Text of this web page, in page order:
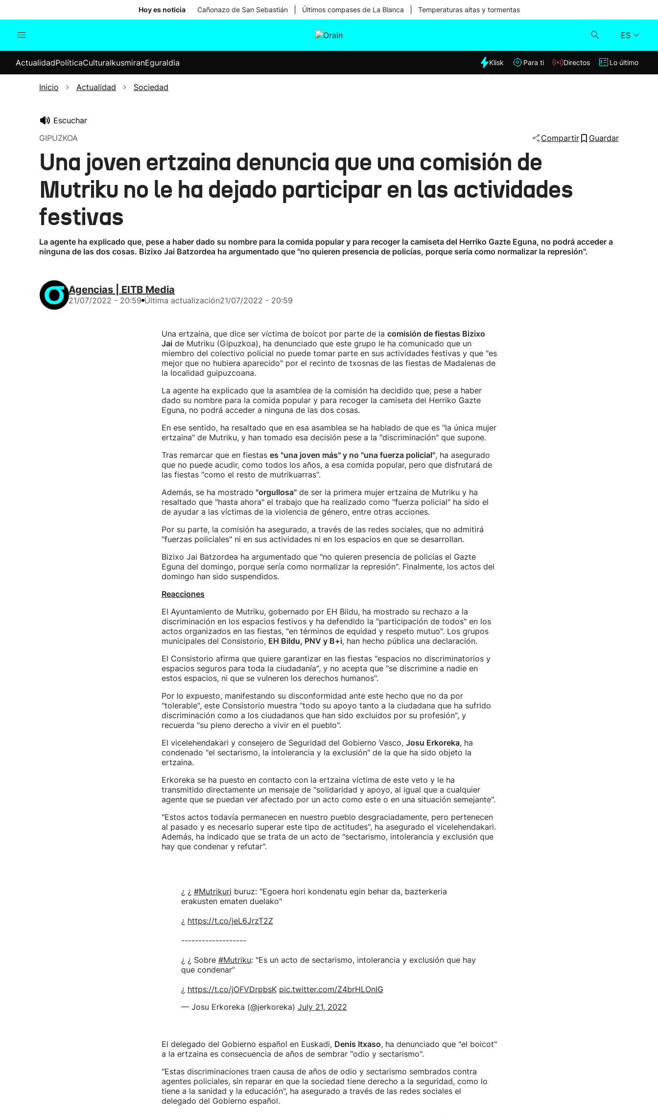
Hoy es noticia Cañonazo de San Sebastián Últimos compases de La Blanca Temperaturas altas y tormentas
ES
Internacional
Elecciones
Klisk
ActualidadPolíticaCulturaIkusmiranEguraldia Klisk Para ti Directos Lo último
Inicio Actualidad Sociedad
Escuchar
GIPUZKOA
Compartir Guardar
Una joven ertzaina denuncia que una comisión de
Mutriku no le ha dejado participar en las actividades
festivas
La agente ha explicado que, pese a haber dado su nombre para la comida popular y para recoger la camiseta del Herriko Gazte Eguna, no podrá acceder a
ninguna de las dos cosas. Bizixo Jai Batzordea ha argumentado que "no quieren presencia de policías, porque sería como normalizar la represión".
Agencias | EITB Media
21/07/2022 - 20:59 Última actualización21/07/2022 - 20:59
Una ertzaina, que dice ser víctima de boicot por parte de la comisión de fiestas Bizixo
Jaide Mutriku (Gipuzkoa), ha denunciado que este grupo le ha comunicado que un
miembro del colectivo policial no puede tomar parte en sus actividades festivas y que "es
mejor que no hubiera aparecido" por el recinto de txosnas de las fiestas de Madalenas de
la localidad guipuzcoana.
La agente ha explicado que la asamblea de la comisión ha decidido que, pese a haber
dado su nombre para la comida popular y para recoger la camiseta del Herriko Gazte
Eguna, no podrá acceder a ninguna de las dos cosas.
En ese sentido, ha resaltado que en esa asamblea se ha hablado de que es "la única mujer
ertzaina" de Mutriku, y han tomado esa decisión pese a la "discriminación" que supone.
Tras remarcar que en fiestas es "una joven más" y no "una fuerza policial", ha asegurado
que no puede acudir, como todos los años, a esa comida popular, pero que disfrutará de
las fiestas "como el resto de mutrikuarras".
Además, se ha mostrado "orgullosa"de ser la primera mujer ertzaina de Mutriku y ha
resaltado que "hasta ahora" el trabajo que ha realizado como "fuerza policial" ha sido el
de ayudar a las víctimas de la violencia de género, entre otras acciones.
Por su parte, la comisión ha asegurado, a través de las redes sociales, que no admitirá
"fuerzas policiales" ni en sus actividades ni en los espacios en que se desarrollan.
Bizixo Jai Batzordea ha argumentado que "no quieren presencia de policías el Gazte
Eguna del domingo, porque sería como normalizar la represión". Finalmente, los actos del
domingo han sido suspendidos.
Reacciones
El Ayuntamiento de Mutriku, gobernado por EH Bildu, ha mostrado su rechazo a la
discriminación en los espacios festivos y ha defendido la "participación de todos" en los
actos organizados en las fiestas, "en términos de equidad y respeto mutuo". Los grupos
municipales del Consistorio, EH Bildu, PNV y B+i, han hecho pública una declaración.
El Consistorio afirma que quiere garantizar en las fiestas "espacios no discriminatorios y
espacios seguros para toda la ciudadanía", y no acepta que "se discrimine a nadie en
estos espacios, ni que se vulneren los derechos humanos".
Por lo expuesto, manifestando su disconformidad ante este hecho que no da por
"tolerable", este Consistorio muestra "todo su apoyo tanto a la ciudadana que ha sufrido
discriminación como a los ciudadanos que han sido excluidos por su profesión", y
recuerda "su pleno derecho a vivir en el pueblo".
El vicelehendakari y consejero de Seguridad del Gobierno Vasco, Josu Erkoreka, ha
condenado "el sectarismo, la intolerancia y la exclusión" de la que ha sido objeto la
ertzaina.
Erkoreka se ha puesto en contacto con la ertzaina víctima de este veto y le ha
transmitido directamente un mensaje de "solidaridad y apoyo, al igual que a cualquier
agente que se puedan ver afectado por un acto como este o en una situación semejante".
"Estos actos todavía permanecen en nuestro pueblo desgraciadamente, pero pertenecen
al pasado y es necesario superar este tipo de actitudes", ha asegurado el vicelehendakari.
Además, ha indicado que se trata de un acto de "sectarismo, intolerancia y exclusión que
hay que condenar y refutar".
¿ ¿ #Mutrikuri buruz: "Egoera hori kondenatu egin behar da, bazterkeria
erakusten ematen duelako"
¿ https://t.co/jeL6JrzT2Z
-------------------
¿ ¿ Sobre #Mutriku: "Es un acto de sectarismo, intolerancia y exclusión que hay
que condenar”
¿ https://t.co/jOFVDrpbsK pic.twitter.com/Z4brHLOnIG
— Josu Erkoreka (@jerkoreka) July 21, 2022
El delegado del Gobierno español en Euskadi, Denis Itxaso, ha denunciado que "el boicot"
a la ertzaina es consecuencia de años de sembrar "odio y sectarismo".
"Estas discriminaciones traen causa de años de odio y sectarismo sembrados contra
agentes policiales, sin reparar en que la sociedad tiene derecho a la seguridad, como lo
tiene a la sanidad y la educación", ha asegurado a través de las redes sociales el
delegado del Gobierno español.